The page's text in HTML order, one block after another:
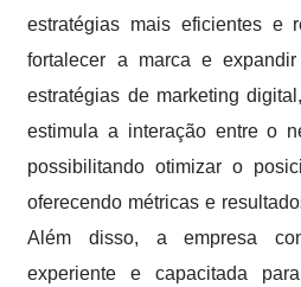
estratégias mais eficientes e
fortalecer a marca e
estratégias de marketing
estimula a interação entre o
possibilitando otimizar o
oferecendo métricas e
Além disso, a empresa
experiente e capacitada